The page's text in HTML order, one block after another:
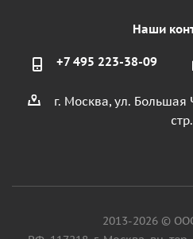
Наши
+7 495 223-38-09
г. Москва, ул.
2013-2026 ©